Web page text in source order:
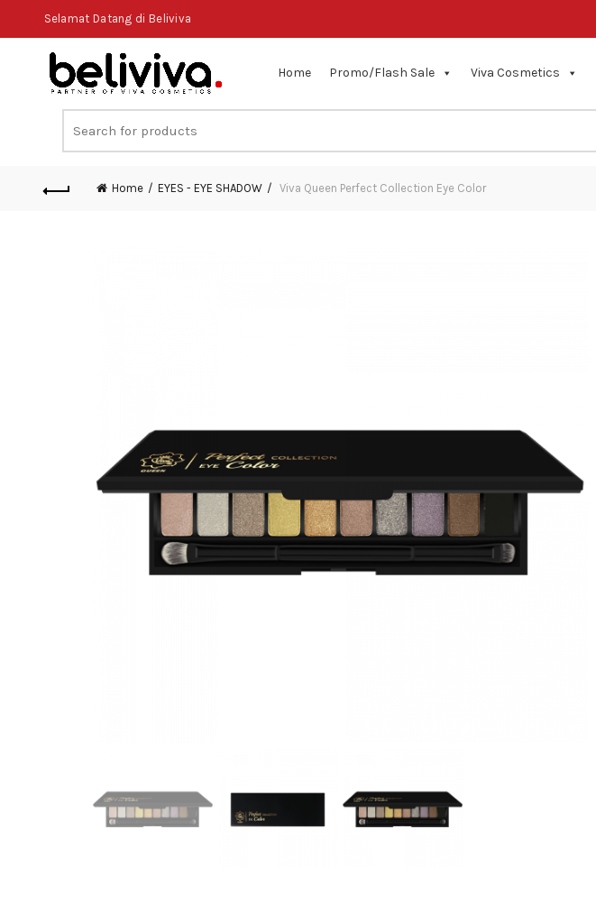
Selamat Datang di Beliviva
Home Promo/Flash Sale Viva Cosmetics
Search
for:
Home EYES - EYE SHADOW Viva Queen Perfect Collection Eye Color